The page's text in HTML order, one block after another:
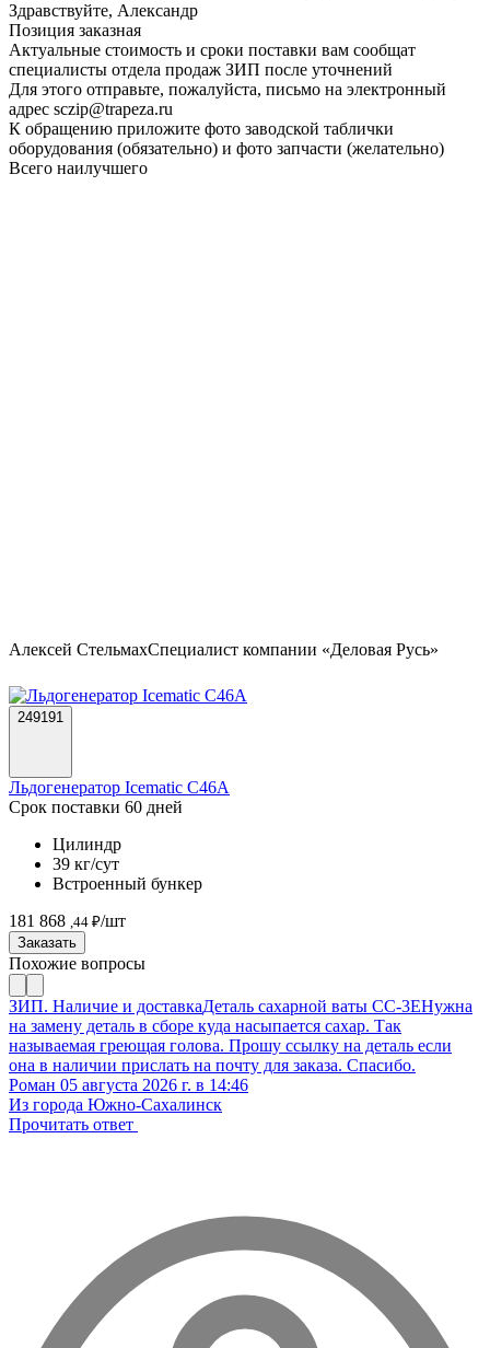
Здравствуйте, Александр
Позиция заказная
Актуальные стоимость и сроки поставки вам сообщат
специалисты отдела продаж ЗИП после уточнений
Для этого отправьте, пожалуйста, письмо на электронный
адрес sczip@trapeza.ru
К обращению приложите фото заводской таблички
оборудования (обязательно) и фото запчасти (желательно)
Всего наилучшего
Алексей СтельмахСпециалист компании «Деловая Русь»
249191
Льдогенератор Icematic C46A
Срок поставки 60 дней
Цилиндр
39 кг/сут
Встроенный бункер
181 868 ,44 ₽/шт
Заказать
Похожие вопросы
ЗИП. Наличие и доставкаДеталь сахарной ваты CC-3EНужна
на замену деталь в сборе куда насыпается сахар. Так
называемая греющая голова. Прошу ссылку на деталь если
она в наличии прислать на почту для заказа. Спасибо.
Роман 05 августа 2026 г. в 14:46
Из города Южно-Сахалинск
Прочитать ответ